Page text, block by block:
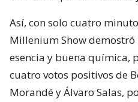
Así, con solo cuatro
Millenium Show
esencia y buena química,
cuatro votos positivos de
Morandé y Álvaro Salas,